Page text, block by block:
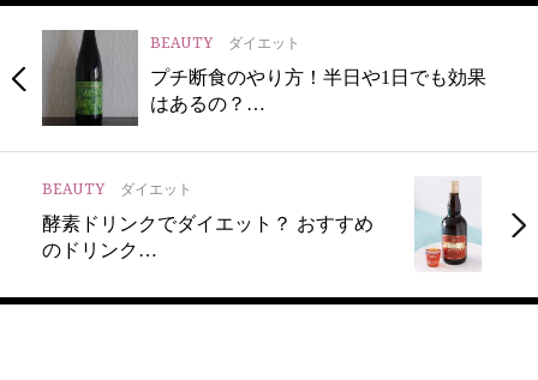
BEAUTY ダイエット
プチ断食のやり方！半日や1日でも効果
はあるの？…
BEAUTY ダイエット
酵素ドリンクでダイエット？ おすすめ
のドリンク…